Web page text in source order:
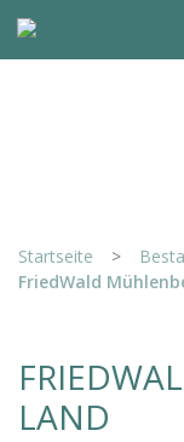
Startseite >
FriedWald
LAND